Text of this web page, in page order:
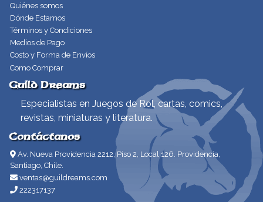
Quiénes somos
Dónde Estamos
Términos y Condiciones
Medios de Pago
Costo y Forma de Envíos
Como Comprar
Guild Dreams
Especialistas en Juegos de Rol, cartas, comics,
revistas, miniaturas y literatura.
Contáctanos
Av. Nueva Providencia 2212, Piso 2, Local 126. Providencia,
Santiago, Chile.
ventas@guildreams.com
222317137